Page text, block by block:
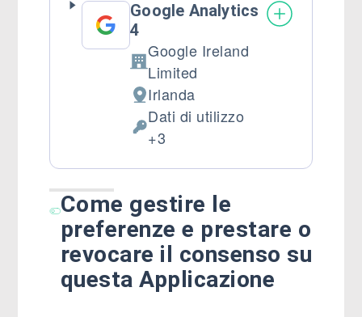
Google Analytics
4
Azienda:
Google Ireland
Limited
Luogo del trattamento:
Irlanda
Dati Personali trattati:
Dati di utilizzo
+3
Come gestire le
preferenze e prestare o
revocare il consenso su
questa Applicazione